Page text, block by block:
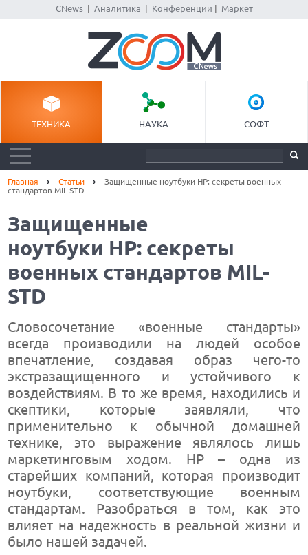
CNews| Аналитика Конференции Маркет
ТЕХНИКА НАУКА СОФТ
Главная Статьи
Защищенные ноутбуки HP: секреты военных
стандартов MIL-STD
Защищенные
ноутбуки HP: секреты
военных стандартов MIL-
STD
Словосочетание «военные стандарты»
всегда производили на людей особое
впечатление, создавая образ чего-то
экстразащищенного и устойчивого к
воздействиям. В то же время, находились и
скептики, которые заявляли, что
применительно к обычной домашней
технике, это выражение являлось лишь
маркетинговым ходом. HP – одна из
старейших компаний, которая производит
ноутбуки, соответствующие военным
стандартам. Разобраться в том, как это
влияет на надежность в реальной жизни и
было нашей задачей.